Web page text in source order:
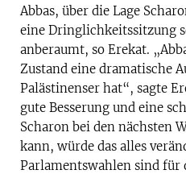
Abbas, über die Lage
eine Dringlichkeitssitzung
anberaumt, so Erekat.
Zustand eine dramatische
Palästinenser hat“, sagte
gute Besserung und eine
Scharon bei den nächsten
kann, würde das alles
Parlamentswahlen sind für